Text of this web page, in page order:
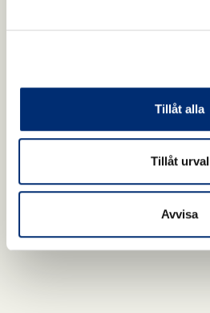
Tillåt alla
Tillåt urval
Avvisa